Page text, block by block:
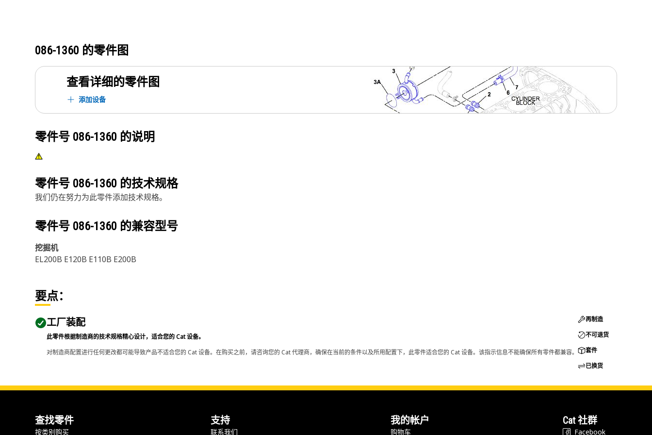
086-1360 的零件图
查看详细的零件图
添加设备
零件号 086-1360 的说明
零件号 086-1360 的技术规格
我们仍在努力为此零件添加技术规格。
零件号 086-1360 的兼容型号
挖掘机
EL200B E120B E110B E200B
要点：
工厂装配
此零件根据制造商的技术规格精心设计，适合您的 Cat 设备。
对制造商配置进行任何更改都可能导致产品不适合您的 Cat 设备。在购买之前，请咨询您的 Cat 代理商，确保在当前的条件以及所用配置下，此零件适合您的 Cat 设备。该指示信息不能确保所有零件都兼容。
再制造
不可退货
套件
已换货
查找零件
按类别购买
支持
联系我们
我的帐户
购物车
Cat 社群
Facebook